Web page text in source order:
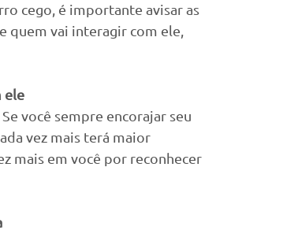
cego, é importante avisar as
quem vai interagir com ele,
ele
você sempre encorajar seu
vez mais terá maior
mais em você por reconhecer